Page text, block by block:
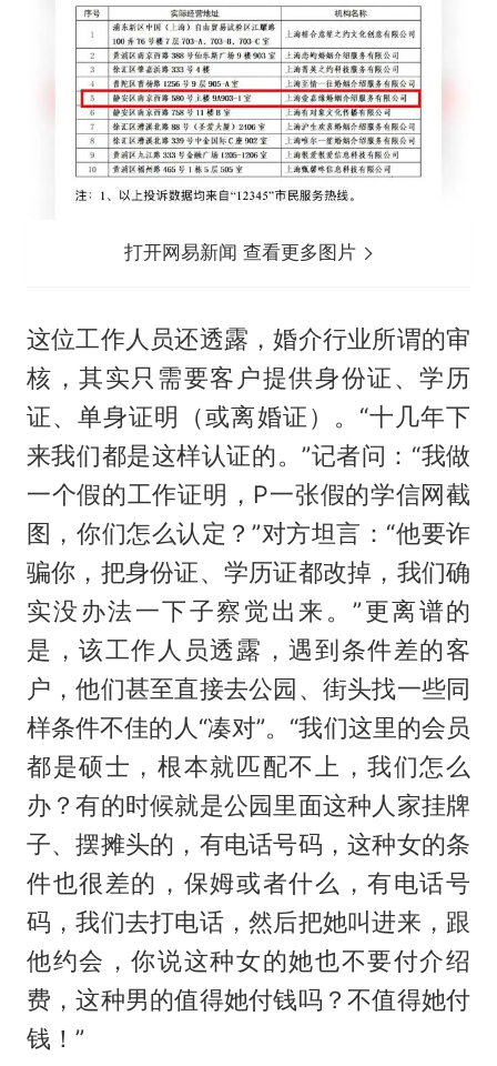
打开网易新闻 查看更多图片
这位工作人员还透露，婚介行业所谓的审
核，其实只需要客户提供身份证、学历
证、单身证明（或离婚证）。“十几年下
来我们都是这样认证的。”记者问：“我做
一个假的工作证明，P一张假的学信网截
图，你们怎么认定？”对方坦言：“他要诈
骗你，把身份证、学历证都改掉，我们确
实没办法一下子察觉出来。”更离谱的
是，该工作人员透露，遇到条件差的客
户，他们甚至直接去公园、街头找一些同
样条件不佳的人“凑对”。“我们这里的会员
都是硕士，根本就匹配不上，我们怎么
办？有的时候就是公园里面这种人家挂牌
子、摆摊头的，有电话号码，这种女的条
件也很差的，保姆或者什么，有电话号
码，我们去打电话，然后把她叫进来，跟
他约会，你说这种女的她也不要付介绍
费，这种男的值得她付钱吗？不值得她付
钱！”